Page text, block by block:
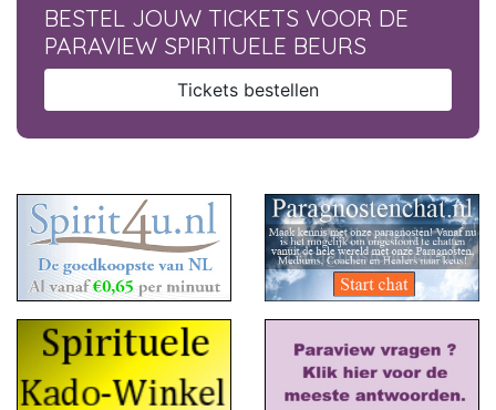
BESTEL JOUW TICKETS VOOR DE
PARAVIEW SPIRITUELE BEURS
Tickets bestellen